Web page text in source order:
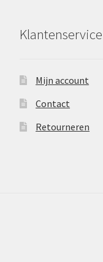
Klantenservice
Mijn account
Contact
Retourneren